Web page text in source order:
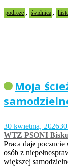
podroże , świdnica ,
Moja
30 kwietnia, 2026
WTZ PSONI
Praca daje poczucie
osób z
większej